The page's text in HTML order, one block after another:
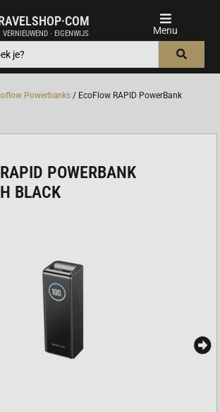
VERNIEUWEND · EIGENWIJS
Powerbanks / EcoFlow RAPID PowerBank
POWERBANK
BLACK